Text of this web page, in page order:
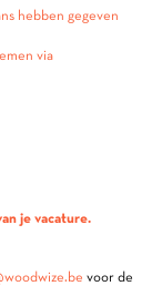
hebben gegeven
via
je vacature.
voor de